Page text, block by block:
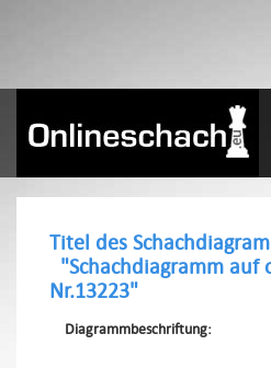
Titel des
"Schachdiagramm auf
Nr.13223"
Diagrammbeschriftung: